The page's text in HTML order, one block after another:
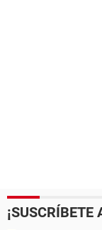
¡SUSCRÍBETE